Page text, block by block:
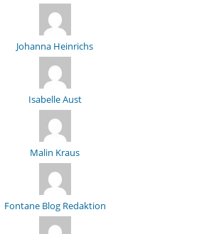
Johanna Heinrichs
Isabelle Aust
Malin Kraus
Fontane Blog Redaktion